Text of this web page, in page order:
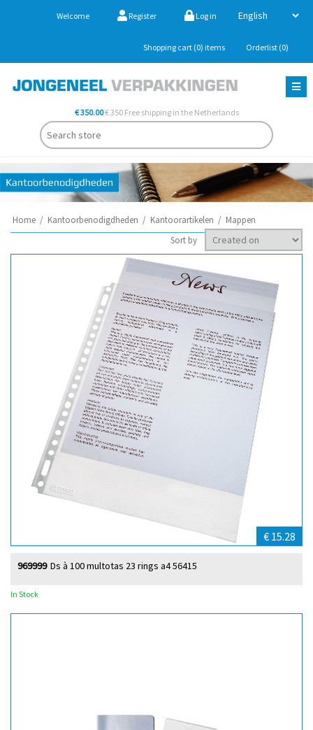
Welcome Register Log in
Shopping cart (0) items Orderlist (0)
€ 350.00€ 350 Free shipping in the Netherlands
Home / Kantoorbenodigdheden / Kantoorartikelen / Mappen
Sort by
€ 15.28
Ds à 100 multotas 23 rings a4 56415
969999
In Stock